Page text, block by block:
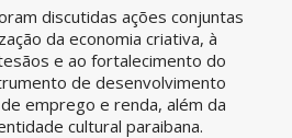
discutidas ações conjuntas
da economia criativa, à
e ao fortalecimento do
de desenvolvimento
emprego e renda, além da
cultural paraibana.